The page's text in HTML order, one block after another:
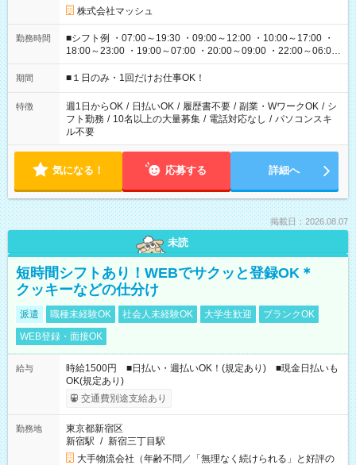
株式会社マッシュ
勤務時間
■シフト例 ・07:00～19:30 ・09:00～12:00 ・10:00～17:00 ・
18:00～23:00 ・19:00～07:00 ・20:00～09:00 ・22:00～06:00
etc ★最短で3時間で5,120円のお仕事から 15時間で2万円近く稼
げるお仕事も！ ご希望のお時間に合わせてご紹介！ ※シフトは
ください！
期間 ■１日のみ・1回だけお仕事OK！
特徴 週1日からOK / 日払いOK / 履歴書不要 / 副業・WワークOK / シ
フト勤務 / 10名以上の大量募集 / 電話対応なし / パソコンスキ
ル不要
気になる！ 応募する 詳細へ
掲載日：2026.08.07
未読
短時間シフトあり！WEBでサクッと登録OK＊
クッキーなどの仕分け
派遣 職種未経験OK 社会人未経験OK 大学生歓迎
ブランクOK
WEB登録・面接OK
給与
時給1500円 ■日払い・週払いOK！(規定あり) ■現金日払いも
OK(規定あり)
交通費別途支給あり
勤務地
東京都新宿区
新宿駅 / 新宿三丁目駅
大手物流会社（年齢不問／「無理なく続けられる」と好評の